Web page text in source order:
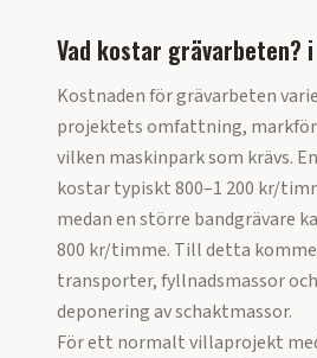
Vad kostar grävarbeten? i
Kostnaden för grävarbeten
projektets omfattning,
vilken maskinpark som krävs.
kostar typiskt 800–1 200 kr/
medan en större bandgrävare
800 kr/timme. Till detta
transporter, fyllnadsmassor
deponering av schaktmassor.
För ett normalt villaprojekt